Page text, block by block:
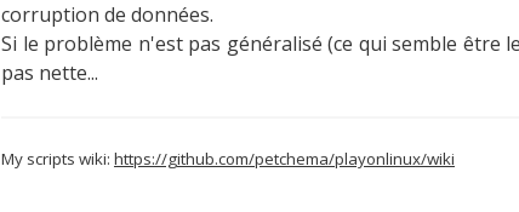
corruption de données.
Si le problème n'est pas généralisé (ce qui semble
pas nette...
My scripts wiki: https://github.com/petchema/playonlinux/wiki